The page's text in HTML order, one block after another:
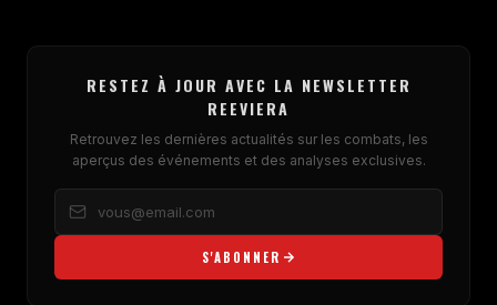
RESTEZ À JOUR AVEC LA NEWSLETTER
REEVIERA
Retrouvez les dernières actualités sur les combats, les
aperçus des événements et des analyses exclusives.
S'ABONNER